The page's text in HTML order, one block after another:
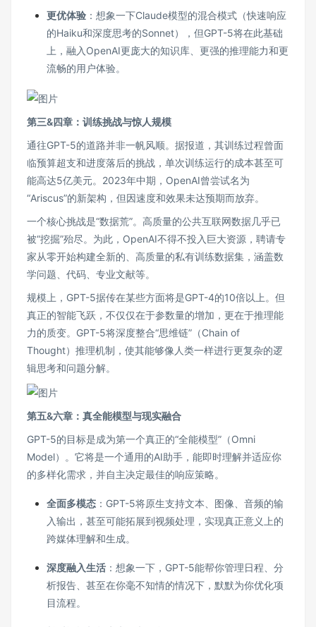
更优体验 ：想象一下Claude模型的混合模式（快速响应
的Haiku和深度思考的Sonnet），但GPT-5将在此基础
上，融入OpenAI更庞大的知识库、更强的推理能力和更
流畅的用户体验。
第三&四章：训练挑战与惊人规模
通往GPT-5的道路并非一帆风顺。据报道，其训练过程曾面
临预算超支和进度落后的挑战，单次训练运行的成本甚至可
能高达5亿美元。2023年中期，OpenAI曾尝试名为
“Ariscus”的新架构，但因速度和效果未达预期而放弃。
一个核心挑战是“数据荒”。高质量的公共互联网数据几乎已
被“挖掘”殆尽。为此，OpenAI不得不投入巨大资源，聘请专
家从零开始构建全新的、高质量的私有训练数据集，涵盖数
学问题、代码、专业文献等。
规模上，GPT-5据传在某些方面将是GPT-4的10倍以上。但
真正的智能飞跃，不仅仅在于参数量的增加，更在于推理能
力的质变。GPT-5将深度整合“思维链”（Chain of
Thought）推理机制，使其能够像人类一样进行更复杂的逻
辑思考和问题分解。
第五&六章：真全能模型与现实融合
GPT-5的目标是成为第一个真正的“全能模型”（Omni
Model）。它将是一个通用的AI助手，能即时理解并适应你
的多样化需求，并自主决定最佳的响应策略。
全面多模态 ：GPT-5将原生支持文本、图像、音频的输
入输出，甚至可能拓展到视频处理，实现真正意义上的
跨媒体理解和生成。
深度融入生活 ：想象一下，GPT-5能帮你管理日程、分
析报告、甚至在你毫不知情的情况下，默默为你优化项
目流程。